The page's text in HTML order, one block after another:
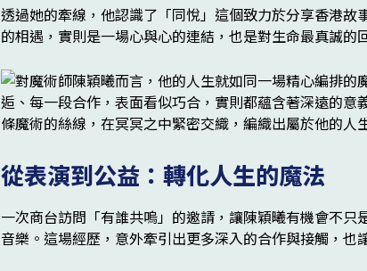
透過她的牽線，他認識了「同悅」這個致力於分享香港故
的相遇，實則是一場心與心的連結，也是對生命最真誠的
從表演到公益：轉化人生的魔法
一次商台訪問「有誰共嗚」的邀請，讓陳穎曦有機會不只
音樂。這場經歷，意外牽引出更多深入的合作與接觸，也